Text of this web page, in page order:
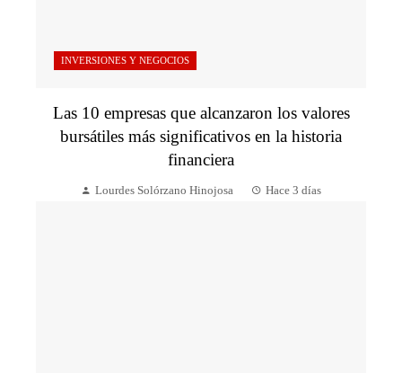
INVERSIONES Y NEGOCIOS
Las 10 empresas que alcanzaron los valores
bursátiles más significativos en la historia
financiera
Lourdes Solórzano Hinojosa Hace 3 días